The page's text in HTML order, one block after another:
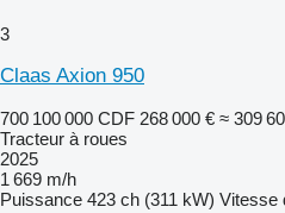
3
Claas Axion 950
700 100 000 CDF 268 000 € ≈ 309
Tracteur à roues
2025
1 669 m/h
Puissance 423 ch (311 kW) Vitesse